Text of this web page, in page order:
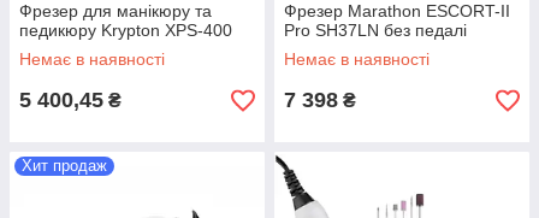
Фрезер для манікюру та
педикюру Krypton XPS-400
Немає в наявності
5 400,45 ₴
Фрезер Marathon ESCORT-II
Pro SH37LN без педалі
Немає в наявності
7 398 ₴
Хит продаж